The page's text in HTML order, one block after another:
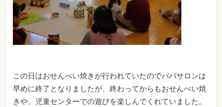
この日はおせんべい焼きが行われていたのでパパサロンは
早めに終了となりましたが、終わってからもおせんべい焼
きや、児童センターでの遊びを楽しんでくれていました。